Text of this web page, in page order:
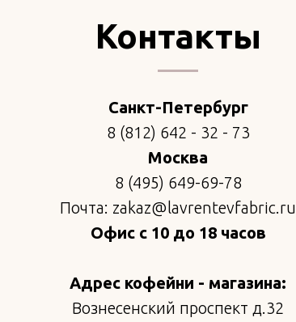
Контакты
Санкт-Петербург
8 (812) 642 - 32 - 73
Москва
8 (495) 649-69-78
Почта: zakaz@lavrentevfabric.ru
Офис с 10 до 18 часов
Адрес кофейни - магазина:
Вознесенский проспект д.32